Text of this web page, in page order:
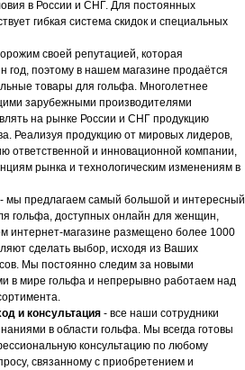
в России и СНГ. Для постоянных
гибкая система скидок и специальных
своей репутацией, которая
год, поэтому в нашем магазине продаётся
товары для гольфа. Многолетнее
зарубежными производителями
на рынке России и СНГ продукцию
Реализуя продукцию от мировых лидеров,
ответственной и инновационной компании,
рынка и технологическим изменениям в
- мы предлагаем самый большой и интересный
гольфа, доступных онлайн для женщин,
интернет-магазине размещено более 1000
сделать выбор, исходя из Ваших
Мы постоянно следим за новыми
в мире гольфа и непрерывно работаем над
и консультация - все наши сотрудники
в области гольфа. Мы всегда готовы
консультацию по любому
связанному с приобретением и